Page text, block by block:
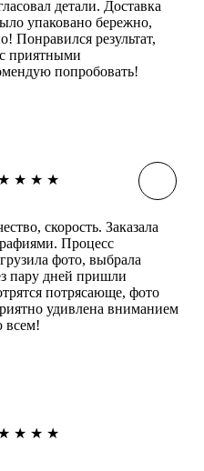
детали. Доставка
упаковано бережно,
Понравился результат,
приятными
попробовать!
★ ★ ★
скорость. Заказала
Процесс
фото, выбрала
пару дней пришли
потрясающе, фото
удивлена вниманием
всем!
★ ★ ★